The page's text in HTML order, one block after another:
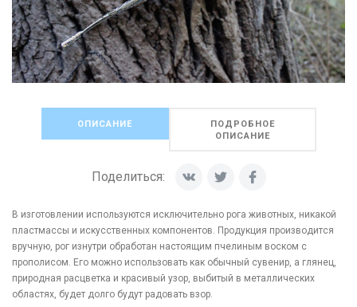
ОПИСАНИЕ
ПОДРОБНОЕ
ОПИСАНИЕ
Поделиться:
В изготовлении используются исключительно рога животных, никакой
пластмассы и искусственных компонентов. Продукция производится
вручную, рог изнутри обработан настоящим пчелиным воском с
прополисом. Его можно использовать как обычный сувенир, а глянец,
природная расцветка и красивый узор, выбитый в металлических
областях, будет долго будут радовать взор.